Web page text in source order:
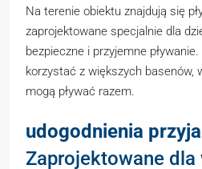
Na terenie obiektu znajdują się
zaprojektowane specjalnie dla
bezpieczne i przyjemne
korzystać z większych basenów,
mogą pływać razem.
udogodnienia
Zaprojektowane